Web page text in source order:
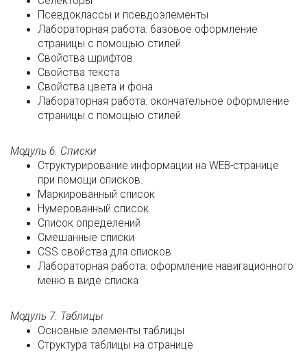
Псевдоклассы и псевдоэлементы
Лабораторная работа: базовое оформление
страницы с помощью стилей
Свойства шрифтов
Свойства текста
Свойства цвета и фона
Лабораторная работа: окончательное оформление
страницы с помощью стилей
Модуль 6. Списки
Структурирование информации на WEB-странице
при помощи списков.
Маркированный список
Нумерованный список
Список определений
Смешанные списки
CSS свойства для списков
Лабораторная работа: оформление навигационного
меню в виде списка
Модуль 7. Таблицы
Основные элементы таблицы
Структура таблицы на странице